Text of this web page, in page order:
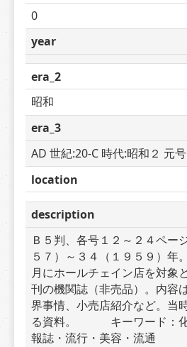
0
year
era_2
昭和
era_3
AD 世紀:20-C 時代:昭和２ 元
location
description
Ｂ５判、各号１２～２４ペー
５７）～３４（１９５９）年
月にホールチェイン店を対象
刊の機関誌（非売品）。内容
界事情、小売店紹介など。当
る資料。　　　キーワード：
報誌・流行・美容・流通